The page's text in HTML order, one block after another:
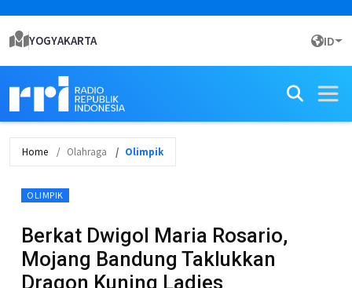
YOGYAKARTA ID
Home Olahraga Olimpik
OLIMPIK
Berkat Dwigol Maria Rosario,
Mojang Bandung Taklukkan
Dragon Kuning Ladies